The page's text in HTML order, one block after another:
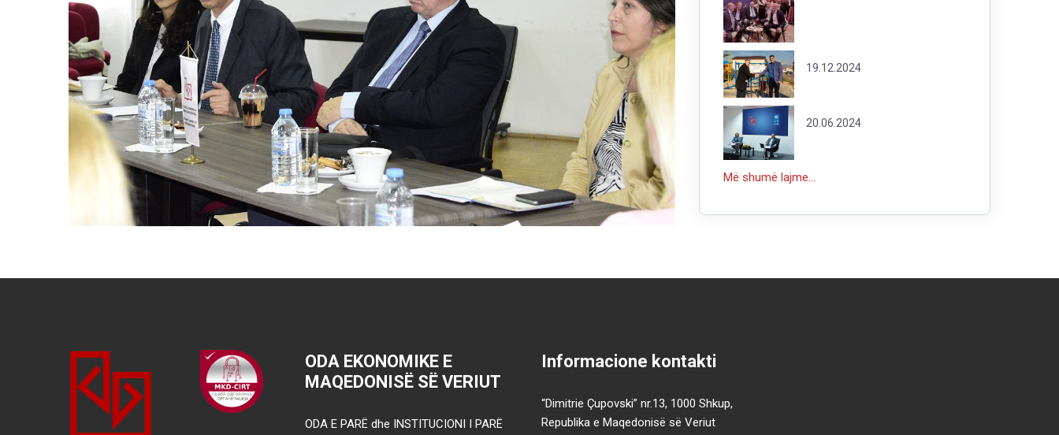
19.12.2024
20.06.2024
Më shumë lajme...
ODA EKONOMIKE E
MAQEDONISË SË VERIUT
ODA E PARË dhe INSTITUCIONI I PARË
Informacione kontakti
“Dimitrie Çupovski” nr.13, 1000 Shkup,
Republika e Maqedonisë së Veriut